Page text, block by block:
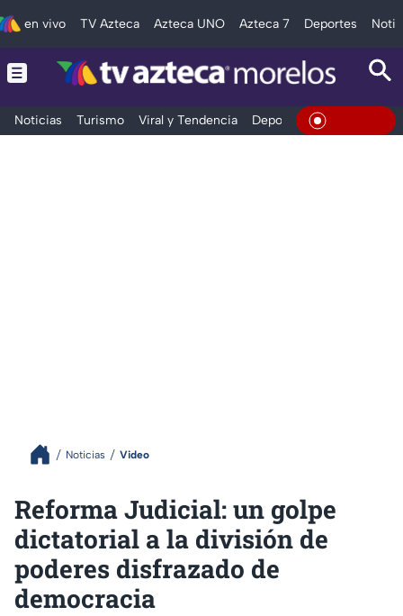
en vivo TV Azteca Azteca UNO Azteca 7 Deportes
Noticias Turismo Viral y Tendencia Deportes Espectáculos
En Vivo
Noticias Video
Reforma Judicial: un golpe
dictatorial a la división de
poderes disfrazado de
democracia